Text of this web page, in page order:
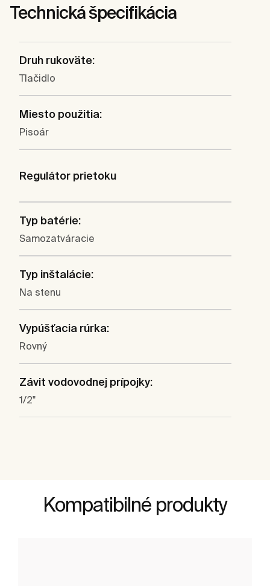
Technická špecifikácia
Druh rukoväte:
Tlačidlo
Miesto použitia:
Pisoár
Regulátor prietoku
Typ batérie:
Samozatváracie
Typ inštalácie:
Na stenu
Vypúšťacia rúrka:
Rovný
Závit vodovodnej prípojky:
1/2"
Kompatibilné produkty